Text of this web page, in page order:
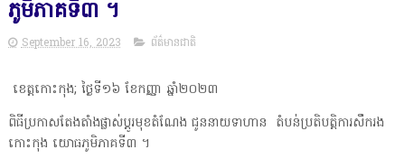
ភូមិភាគទី៣ ។
September 16, 2023 ព័ត៌មានជាតិ
ខេត្តកោះកុង; ថ្ងៃទី១៦ ខែកញ្ញា ឆ្នាំ២០២៣
ពិធីប្រកាសតែងតាំងផ្លាស់ប្តូរមុខតំណែង ជូននាយទាហាន តំបន់ប្រតិបត្តិការសឹករង
កោះកុង យោធភូមិភាគទី៣ ។